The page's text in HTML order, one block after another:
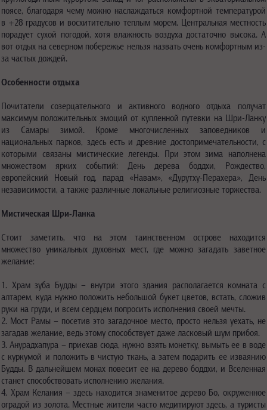
поясе, благодаря чему можно наслаждаться комфортной температурой
в +28 градусов и восхитительно теплым морем. Центральная местность
порадует сухой погодой, хотя влажность воздуха достаточно высока. А
вот отдых на северном побережье нельзя назвать очень комфортным из-
за частых дождей.
Особенности отдыха
Почитатели созерцательного и активного водного отдыха получат
максимум положительных эмоций от купленной путевки на Шри-Ланку
из Самары зимой. Кроме многочисленных заповедников и
национальных парков, здесь есть и древние достопримечательности, с
которыми связаны мистические легенды. При этом зима наполнена
множеством ярких событий: День дерева боддхи, Рождество,
европейский Новый год, парад «Навам», «Дурутху-Перахера», День
независимости, а также различные локальные религиозные торжества.
Мистическая Шри-Ланка
Стоит заметить, что на этом таинственном острове находится
множество уникальных духовных мест, где можно загадать заветное
желание:
1. Храм зуба Будды – внутри этого здания располагается комната с
алтарем, куда нужно положить небольшой букет цветов, встать, сложив
руки на груди, и всем сердцем попросить исполнения своей мечты.
2. Мост Рамы – посетив это загадочное место, просто нельзя уехать, не
загадав желание, ведь этому способствует даже ласковый шум прибоя.
3. Анурадхапура – приехав сюда, нужно взять монетку, вымыть ее в воде
с куркумой и положить в чистую ткань, а затем подарить ее изваянию
Будды. В дальнейшем монах повесит ее на дерево боддхи, и Вселенная
станет способствовать исполнению желания.
4. Храм Келания – здесь находится знаменитое дерево Бо, окруженное
оградой из золота. Местные жители часто медитируют здесь, а туристы